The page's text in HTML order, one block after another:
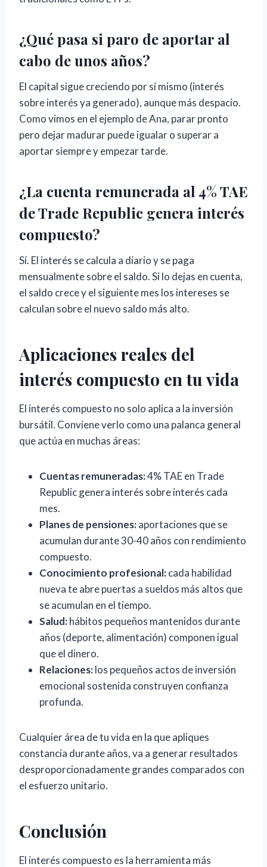
¿Qué pasa si paro de aportar al
cabo de unos años?
El capital sigue creciendo por sí mismo (interés
sobre interés ya generado), aunque más despacio.
Como vimos en el ejemplo de Ana, parar pronto
pero dejar madurar puede igualar o superar a
aportar siempre y empezar tarde.
¿La cuenta remunerada al 4% TAE
de Trade Republic genera interés
compuesto?
Sí. El interés se calcula a diario y se paga
mensualmente sobre el saldo. Si lo dejas en cuenta,
el saldo crece y el siguiente mes los intereses se
calculan sobre el nuevo saldo más alto.
Aplicaciones reales del
interés compuesto en tu vida
El interés compuesto no solo aplica a la inversión
bursátil. Conviene verlo como una palanca general
que actúa en muchas áreas:
Cuentas remuneradas:4% TAE en Trade
Republic genera interés sobre interés cada
mes.
Planes de pensiones:aportaciones que se
acumulan durante 30-40 años con rendimiento
compuesto.
Conocimiento profesional:cada habilidad
nueva te abre puertas a sueldos más altos que
se acumulan en el tiempo.
Salud:hábitos pequeños mantenidos durante
años (deporte, alimentación) componen igual
que el dinero.
Relaciones:los pequeños actos de inversión
emocional sostenida construyen confianza
profunda.
Cualquier área de tu vida en la que apliques
constancia durante años, va a generar resultados
desproporcionadamente grandes comparados con
el esfuerzo unitario.
Conclusión
El interés compuesto es la herramienta más